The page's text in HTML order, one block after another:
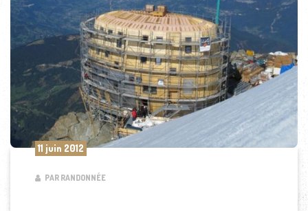
11 juin 2012
PAR RANDONNÉE